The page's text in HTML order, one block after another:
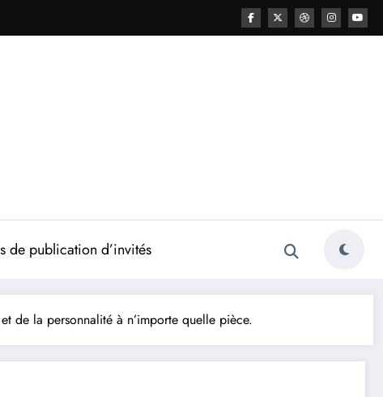
de publication d’invités
de la personnalité à n’importe quelle pièce.